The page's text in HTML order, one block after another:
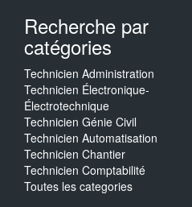
Recherche par
catégories
Technicien Administration
Technicien Électronique-
Électrotechnique
Technicien Génie Civil
Technicien Automatisation
Technicien Chantier
Technicien Comptabilité
Toutes les categories